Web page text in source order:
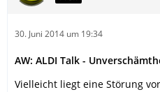
30. Juni 2014 um 19:34
AW: ALDI Talk -
Vielleicht liegt eine Störung